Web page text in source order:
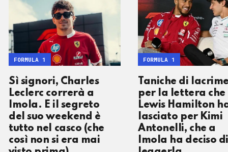
Sì signori, Charles
Leclerc correrà a
Imola. E il segreto
del suo weekend è
tutto nel casco (che
così non si era mai
FORMULA 1
Taniche di
per la lettera che
Lewis Hamilton
lasciato per Kimi
Antonelli, che a
Imola ha deciso di
FORMULA 1